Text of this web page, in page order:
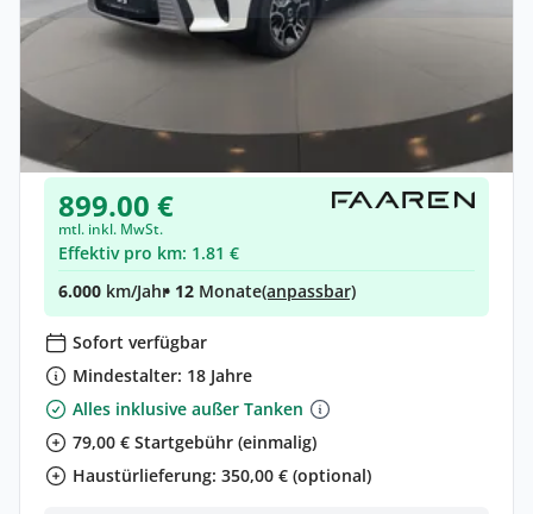
Privat & Gewerbe
Elektro •Automatik •
(8.000 km) • EZ: 01/2025
899.00 €
mtl. inkl. MwSt.
Effektiv pro km: 1.81 €
6.000 km/Jahr• 12 Monate(anpassbar)
Sofort verfügbar
Mindestalter: 18 Jahre
Alles inklusive außer Tanken
79,00 € Startgebühr (einmalig)
Haustürlieferung: 350,00 € (optional)